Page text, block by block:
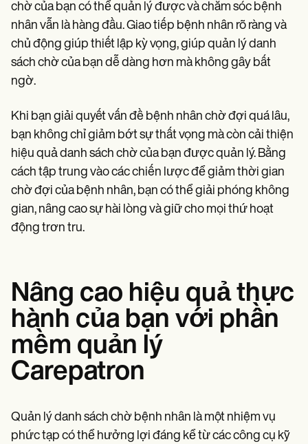
chờ của bạn có thể quản lý được và chăm sóc bệnh
nhân vẫn là hàng đầu. Giao tiếp bệnh nhân rõ ràng và
chủ động giúp thiết lập kỳ vọng, giúp quản lý danh
sách chờ của bạn dễ dàng hơn mà không gây bất
ngờ.
Khi bạn giải quyết vấn đề bệnh nhân chờ đợi quá lâu,
bạn không chỉ giảm bớt sự thất vọng mà còn cải thiện
hiệu quả danh sách chờ của bạn được quản lý. Bằng
cách tập trung vào các chiến lược để giảm thời gian
chờ đợi của bệnh nhân, bạn có thể giải phóng không
gian, nâng cao sự hài lòng và giữ cho mọi thứ hoạt
động trơn tru.
Nâng cao hiệu quả thực
hành của bạn với phần
mềm quản lý
Carepatron
Quản lý danh sách chờ bệnh nhân là một nhiệm vụ
phức tạp có thể hưởng lợi đáng kể từ các công cụ kỹ